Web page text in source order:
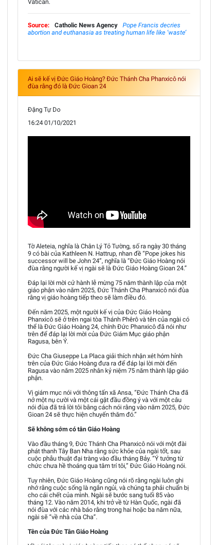
Vatican.
Source: Catholic News Agency
Pope Francis decries
abortion and euthanasia as treating human life like ‘waste’
Ai sẽ kế vị Đức Giáo Hoàng? Đức Thánh Cha Phanxicô nói
đùa rằng đó là Đức Gioan 24
Đặng Tự Do
16:24 01/10/2021
Tờ Aleteia, nghĩa là Chân Lý Tỏ Tường, số ra ngày 30 tháng
9 có bài của Kathleen N. Hattrup, nhan đề “Pope jokes his
successor will be John 24”, nghĩa là “Đức Giáo Hoàng nói
đùa rằng người kế vị ngài sẽ là Đức Giáo Hoàng Gioan 24.”
Đáp lại lời mời cử hành lễ mừng 75 năm thành lập của một
giáo phận vào năm 2025, Đức Thánh Cha Phanxicô nói đùa
rằng vị giáo hoàng tiếp theo sẽ làm điều đó.
Đến năm 2025, một người kế vị của Đức Giáo Hoàng
Phanxicô sẽ ở trên ngai tòa Thánh Phêrô và tên của ngài có
thể là Đức Giáo Hoàng 24, chính Đức Phanxicô đã nói như
trên để đáp lại lời mời của Đức Giám Mục giáo phận
Ragusa, bên Ý.
Đức Cha Giuseppe La Placa giải thích nhận xét hóm hỉnh
trên của Đức Giáo Hoàng đưa ra để đáp lại lời mời đến
Ragusa vào năm 2025 nhân kỷ niệm 75 năm thành lập giáo
phận.
Vị giám mục nói với thông tấn xã Ansa, “Đức Thánh Cha đã
nở một nụ cười và một cái gật đầu đồng ý và với một câu
nói đùa đã trả lời tôi bằng cách nói rằng vào năm 2025, Đức
Gioan 24 sẽ thực hiện chuyến thăm đó.”
Sẽ không sớm có tân Giáo Hoàng
Vào đầu tháng 9, Đức Thánh Cha Phanxicô nói với một đài
phát thanh Tây Ban Nha rằng sức khỏe của ngài tốt, sau
cuộc phẫu thuật đại tràng vào đầu tháng Bảy. “Ý tưởng từ
chức chưa hề thoáng qua tâm trí tôi,” Đức Giáo Hoàng nói.
Tuy nhiên, Đức Giáo Hoàng cũng nói rõ rằng ngài luôn ghi
nhớ rằng cuộc sống là ngắn ngủi, và chúng ta phải chuẩn bị
cho cái chết của mình. Ngài sẽ bước sang tuổi 85 vào
tháng 12. Vào năm 2014, khi trở về từ Hàn Quốc, ngài đã
nói đùa với các nhà báo rằng trong hai hoặc ba năm nữa,
ngài sẽ “về nhà của Cha”.
Tên của Đức Tân Giáo Hoàng